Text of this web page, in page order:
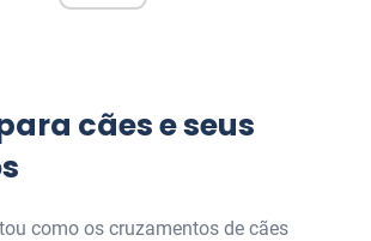
cães e seus
como os cruzamentos de cães